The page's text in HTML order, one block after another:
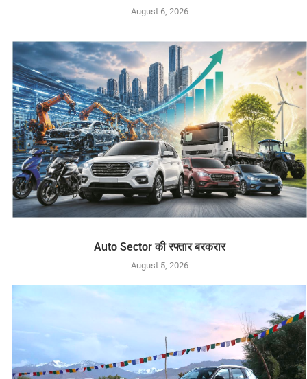
August 6, 2026
Auto Sector की रफ्तार बरकरार
August 5, 2026